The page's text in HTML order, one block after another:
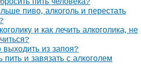
пиво, алкоголь и перестать
и как лечить алкоголика, не
выходить из запоя?
пить и завязать с алкоголем